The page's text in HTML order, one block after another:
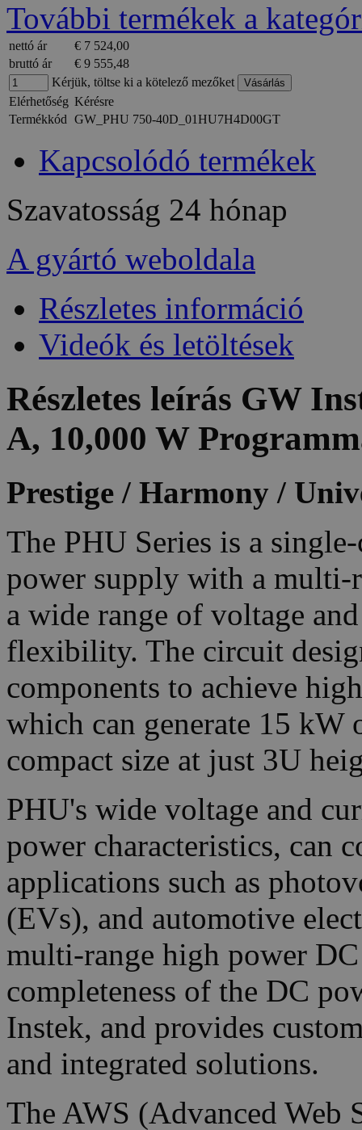
További termékek a
nettó ár
€ 7 524,00
bruttó ár
€ 9 555,48
Kérjük, töltse ki a kötelező mezőket
Elérhetőség Kérésre
Termékkód GW_PHU 750-40D_01HU7H4D00GT
Kapcsolódó termékek
Szavatosság 24 hónap
A gyártó weboldala
Részletes információ
Videók és letöltések
Részletes leírás GW
A, 10,000 W
Prestige / Harmony /
The PHU Series is a
power supply with a multi-
a wide range of voltage
flexibility. The circuit
components to achieve
which can generate 15 kW
compact size at just 3U
PHU's wide voltage and
power characteristics, can
applications such as
(EVs), and automotive
multi-range high power DC
completeness of the DC
Instek, and provides
and integrated solutions.
The AWS (Advanced Web